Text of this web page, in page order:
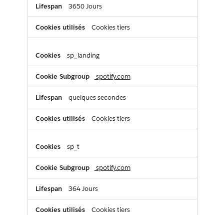
3650 Jours
Cookies tiers
sp_landing
spotify.com
quelques secondes
Cookies tiers
sp_t
spotify.com
364 Jours
Cookies tiers